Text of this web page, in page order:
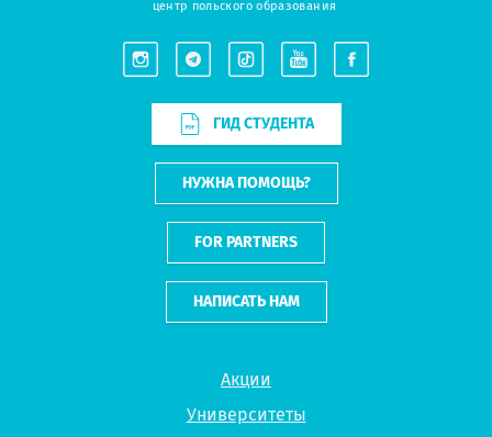
Акции
Университеты
центр польского образования
ГИД СТУДЕНТА
НУЖНА ПОМОЩЬ?
FOR PARTNERS
НАПИСАТЬ НАМ